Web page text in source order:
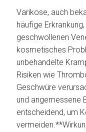
Varikose, auch
häufige
geschwollenen
kosmetisches
unbehandelte
Risiken wie
Geschwüre
und angemessene
entscheidend, um